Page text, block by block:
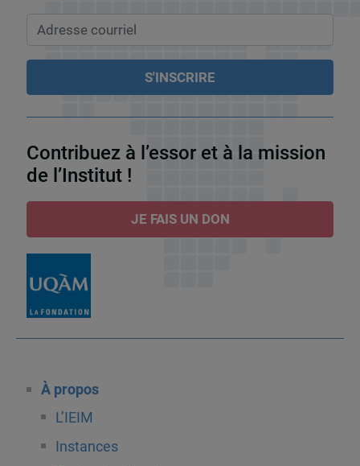
Contribuez à l’essor et à la mission
de l’Institut !
JE FAIS UN DON
À propos
L’IEIM
Instances